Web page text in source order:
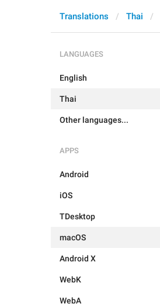
Translations Thai
LANGUAGES
English
Thai
Other languages...
APPS
Android
iOS
TDesktop
macOS
Android X
WebK
WebA